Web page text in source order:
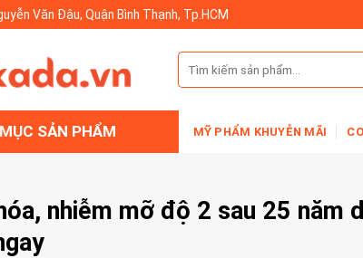
Văn Đậu, Quận Bình Thạnh, Tp.HCM
Tìm
kiếm:
SẢN PHẨM MỸ PHẨM KHUYỄN MÃI
nhiễm mỡ độ 2 sau 25 năm